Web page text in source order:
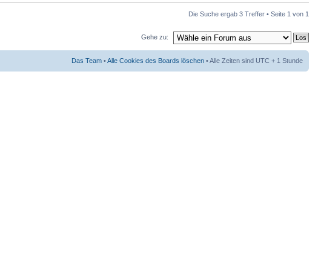
Die Suche ergab 3 Treffer • Seite 1 von 1
Gehe zu:
Das Team •Alle Cookies des Boards löschen • Alle Zeiten sind UTC + 1 Stunde